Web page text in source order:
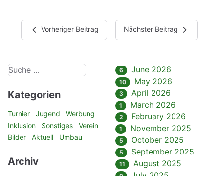
Vorheriger Beitrag Nächster Beitrag
Kategorien
Turnier Jugend
Werbung
Inklusion
Sonstiges
Verein
Bilder
Aktuell Umbau
Archiv
6 June 2026
10 May 2026
3 April 2026
1 March 2026
2 February 2026
1 November 2025
5 October 2025
5 September 2025
11 August 2025